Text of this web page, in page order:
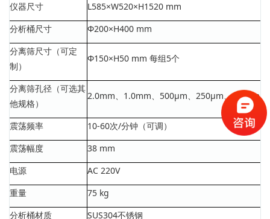
仪器尺寸
L585×W520×H1520 mm
分析桶尺寸
Φ200×H400 mm
分离筛尺寸（可定
制）
Φ150×H50 mm 每组5个
分离筛孔径（可选其
他规格）
2.0mm、1.0mm、500μm、250μm、106μm
震荡频率
10-60次/分钟（可调）
震荡幅度
38 mm
电源
AC 220V
重量
75 kg
分析桶材质
SUS304不锈钢